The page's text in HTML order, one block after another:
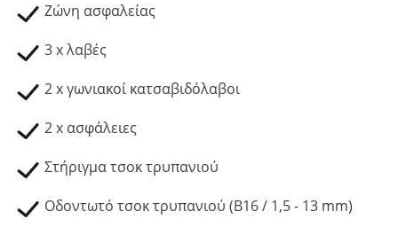
Ζώνη ασφαλείας
3 x λαβές
2 x γωνιακοί κατσαβιδόλαβοι
2 x ασφάλειες
Στήριγμα τσοκ τρυπανιού
Οδοντωτό τσοκ τρυπανιού (B16 / 1,5 - 13 mm)